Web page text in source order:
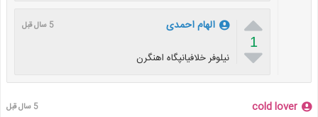

1

الهام احمدی 5 سال قبل
نیلوفر خلافیانپگاه اهنگرن
cold lover 5 سال قبل